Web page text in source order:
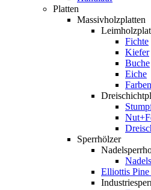
Platten
Massivholzplatten
Fichte
Kiefer
Buche
Eiche
Sperrhölzer
Elliottis Pine